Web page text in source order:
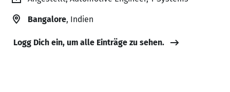
Bangalore, Indien
Logg Dich ein, um alle Einträge zu sehen.